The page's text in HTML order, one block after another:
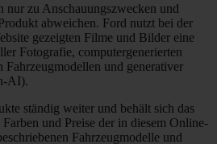
nur zu Anschauungszwecken und
abweichen. Ford nutzt bei der
gezeigten Filme und Bilder eine
Fotografie, computergenerierten
und generativer
AI).
ständig weiter und behält sich das
und Preise der in diesem Online-
Fahrzeugmodelle und